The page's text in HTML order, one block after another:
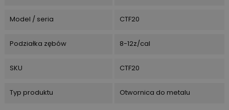
Model / seria CTF20
Podziałka zębów 8-12z/cal
SKU CTF20
Typ produktu Otwornica do metalu